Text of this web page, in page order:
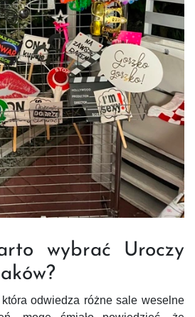
wybrać Uroczy
odwiedza różne sale weselne